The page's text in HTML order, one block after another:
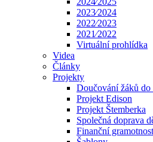
2023⁄2024
2022⁄2023
2021⁄2022
Virtuální prohlídka
Videa
Články
Projekty
Doučování žáků do
Projekt Edison
Projekt Štemberka
Společná doprava
Finanční gramotnost